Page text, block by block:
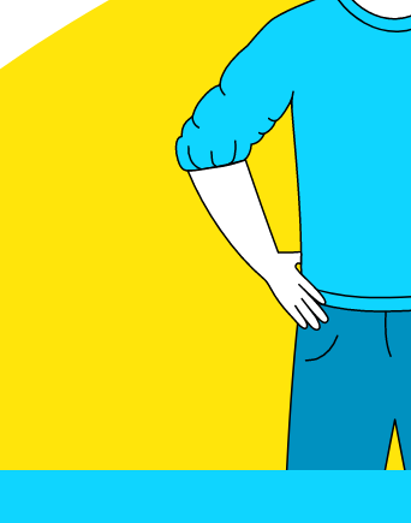
Unterkonstruktionen